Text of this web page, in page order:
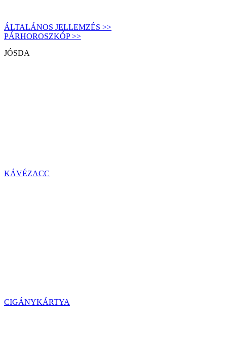
ÁLTALÁNOS JELLEMZÉS >>
PÁRHOROSZKÓP >>
JÓSDA
KÁVÉZACC
CIGÁNYKÁRTYA